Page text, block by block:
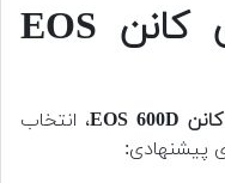
لنز پیشنهادی برای کانن EOS
کانن EOS 600D
، انتخاب
پیشنهادی: